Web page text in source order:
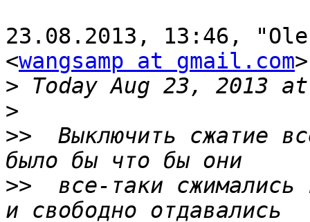
23.08.2013, 13:46,
<wangsamp at gmail.com
>
>
>> Выключить сжатие
>> все-таки сжимались